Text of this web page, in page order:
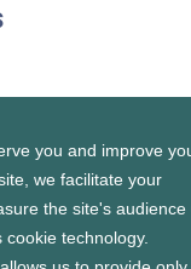
you and improve
we facilitate your
the site's audience
technology.
scolaire